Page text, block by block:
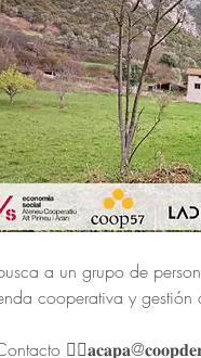
a un grupo de
cooperativa y gestión